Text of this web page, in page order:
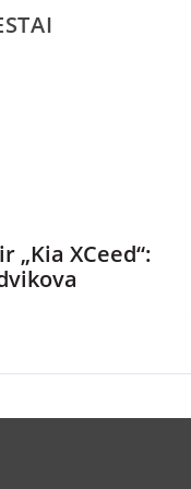
„Kia XCeed“: